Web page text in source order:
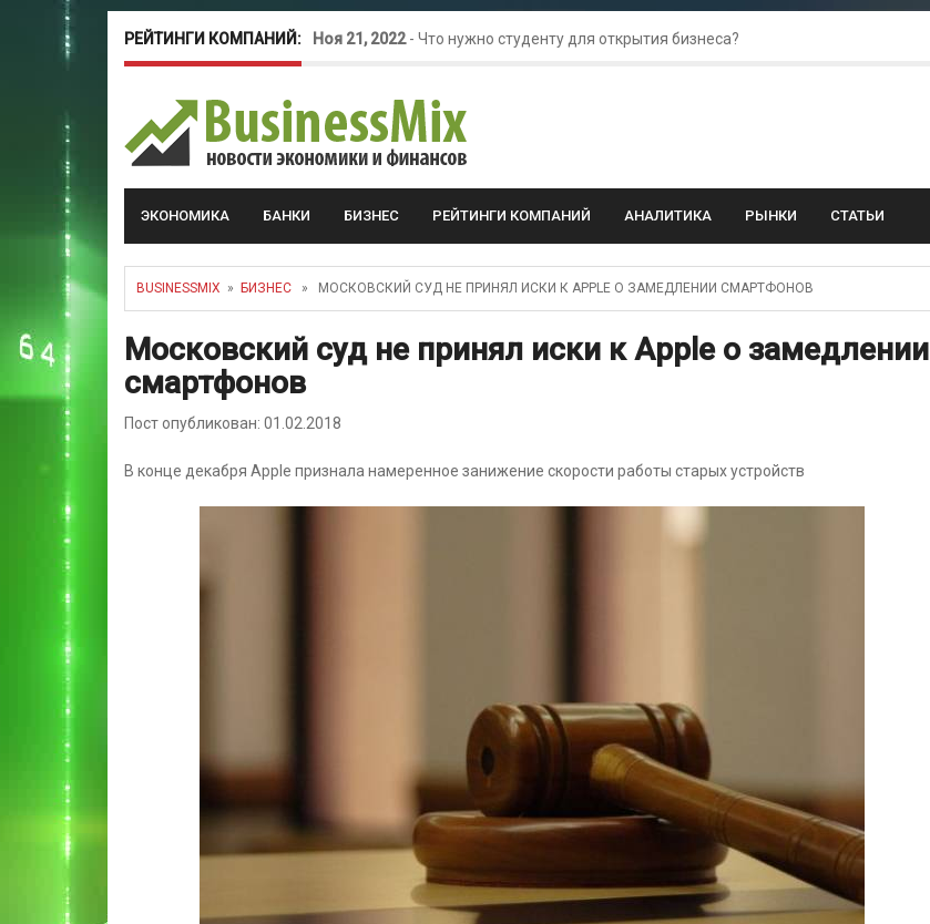
РЕЙТИНГИ КОМПАНИЙ: Ноя 21, 2022- Что нужно студенту для открытия бизнеса?
Май 16, 2022-Курсовые колебания: как защитить свой бизнес?
ЭКОНОМИКА БАНКИ БИЗНЕС РЕЙТИНГИ КОМПАНИЙ АНАЛИТИКА РЫНКИ СТАТЬИ
BUSINESSMIX » БИЗНЕС » МОСКОВСКИЙ СУД НЕ ПРИНЯЛ ИСКИ К APPLE О ЗАМЕДЛЕНИИ СМАРТФОНОВ
Московский суд не принял иски к Apple о замедлении
смартфонов
Пост опубликован: 01.02.2018
В конце декабря Apple признала намеренное занижение скорости работы старых устройств